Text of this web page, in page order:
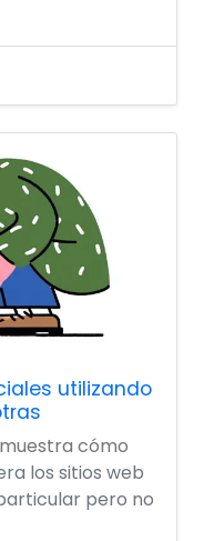
utilizando
cómo
los sitios web
pero no